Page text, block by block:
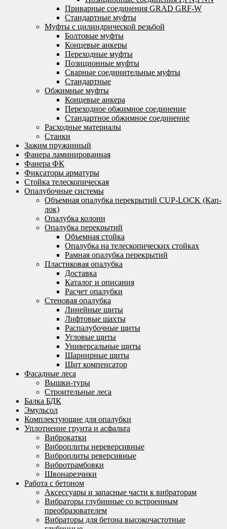
Приварные соединения GRAD GRF-W
Стандартные муфты
Муфты с цилиндрической резьбой
Болтовые муфты
Концевые анкеры
Переходные муфты
Позиционные муфты
Сварные соединительные муфты
Стандартные
Обжимные муфты
Концевые анкера
Переходное обжимное соединение
Стандартное обжимное соединение
Расходные материалы
Станки
Зажим пружинный
Фанера ламинированная
Фанера ФК
Фиксаторы арматуры
Стойка телескопическая
Опалубочные системы
Объемная опалубка перекрытий CUP-LOCK (Кап-
лок)
Опалубка колонн
Опалубка перекрытий
Объемная стойка
Опалубка на телескопических стойках
Рамная опалубка перекрытий
Пластиковая опалубка
Доставка
Каталог и описания
Расчет опалубки
Стеновая опалубка
Линейные щиты
Лифтовые шахты
Распалубочные щиты
Угловые щиты
Универсальные щиты
Шарнирные щиты
Щит компенсатор
Фасадные леса
Вышки-туры
Строительные леса
Балка БДК
Эмульсол
Комплектующие для опалубки
Уплотнение грунта и асфальта
Виброкатки
Виброплиты нереверсивные
Виброплиты реверсивные
Вибротрамбовки
Швонарезчики
Работа с бетоном
Аксессуары и запасные части к вибраторам
Вибраторы глубинные со встроенным
преобразователем
Вибраторы для бетона высокочастотные